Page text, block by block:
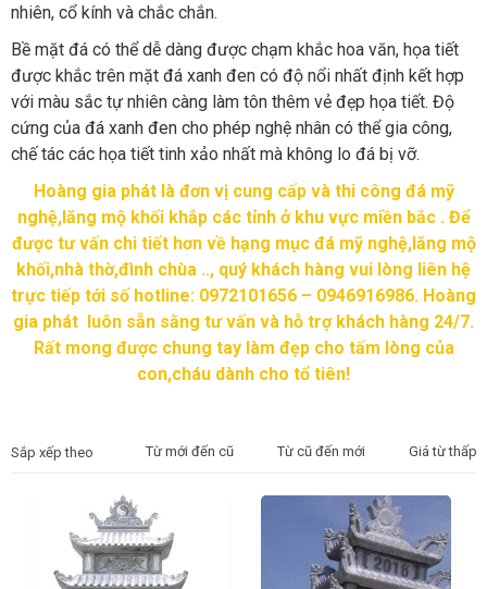
nhiên, cổ kính và chắc chắn.
Bề mặt đá có thể dễ dàng được chạm khắc hoa văn, họa tiết
được khắc trên mặt đá xanh đen có độ nổi nhất định kết hợp
với màu sắc tự nhiên càng làm tôn thêm vẻ đẹp họa tiết. Độ
cứng của đá xanh đen cho phép nghệ nhân có thể gia công,
chế tác các họa tiết tinh xảo nhất mà không lo đá bị vỡ.
Hoàng gia phát là đơn vị cung cấp và thi công đá mỹ
nghệ,lăng mộ khối khắp các tỉnh ở khu vực miền bắc . Để
được tư vấn chi tiết hơn về hạng mục đá mỹ nghệ,lăng mộ
khối,nhà thờ,đình chùa .., quý khách hàng vui lòng liên hệ
trực tiếp tới số hotline: 0972101656 – 0946916986. Hoàng
gia phát luôn sẵn sằng tư vấn và hỗ trợ khách hàng 24/7.
Rất mong được chung tay làm đẹp cho tấm lòng của
con,cháu dành cho tổ tiên!
Sắp xếp theo Từ mới đến cũ Từ cũ đến mới Giá từ thấp